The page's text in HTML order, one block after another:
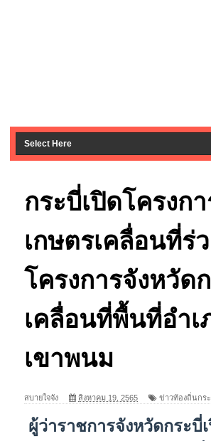
กระบี่เปิดโครงก
เกษตรเคลื่อนที่ร่
โครงการจังหวัด
เคลื่อนที่พื้นที่อำเ
เขาพนม
สบายใจจัง สิงหาคม 19, 2565 ข่าวท้องถิ่นกร
ผู้ว่าราชการจังหวัดกระบี่